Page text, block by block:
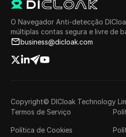
O Navegador Anti-detecção
múltiplas contas segura e livre de
business@dicloak.com
Copyright© DICloak Technology
Termos de Serviço
Política de Cookies